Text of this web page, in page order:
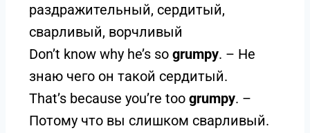
раздражительный, сердитый,
сварливый, ворчливый
Don’t know why he’s so grumpy. – Не
знаю чего он такой сердитый.
That’s because you’re too grumpy. –
Потому что вы слишком сварливый.